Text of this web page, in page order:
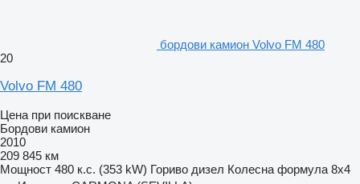
бордови камион Volvo FM 480
20
Volvo FM 480
Цена при поискване
Бордови камион
2010
209 845 км
Мощност 480 к.с. (353 kW) Гориво дизел Колесна формула 8x4